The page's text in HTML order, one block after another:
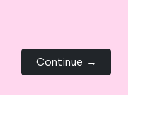
Continue →